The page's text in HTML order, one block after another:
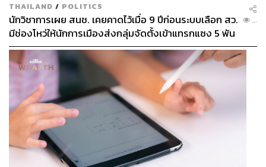
THAILAND / POLITICS
นักวิชาการเผย สนช. เคยคาดไว้เมื่อ 9 ปีก่อนระบบเลือก สว.
มีช่องโหว่ให้นักการเมืองส่งกลุ่มจัดตั้งเข้าแทรกแซง 5 พัน
ล้านยึดประเทศได้
...